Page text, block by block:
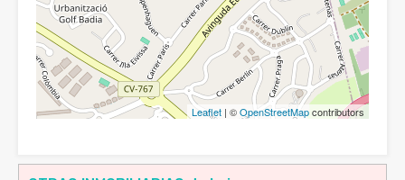
Leaflet | ©OpenStreetMapcontributors